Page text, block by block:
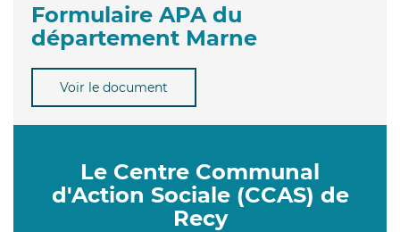
Formulaire APA du
département Marne
Voir le document
Le Centre Communal
d'Action Sociale (CCAS) de
Recy